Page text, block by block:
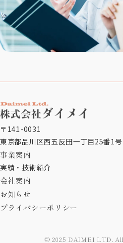
〒141-0031
東京都品川区西五反田一丁目25番1
事業案内
実績・技術紹介
会社案内
お知らせ
プライバシーポリシー
© 2025 DAIMEI LTD.